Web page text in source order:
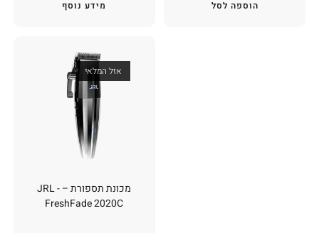
מידע נוסף הוספה לסל
אזל המלאי
מכונת תספורת – JRL -
FreshFade 2020C